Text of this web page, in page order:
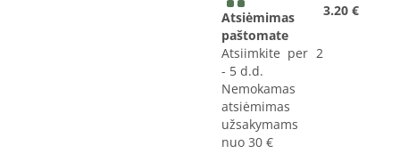
Atsiėmimas
paštomate
Atsiimkite per 2
- 5 d.d.
Nemokamas
atsiėmimas
užsakymams
nuo 30 €
3.20 €